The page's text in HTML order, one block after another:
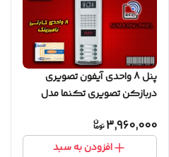
پنل 8 واحدی آیفون تصویری
دربازکن تصویری تکنما مدل
3,960,000
افزودن به سبد